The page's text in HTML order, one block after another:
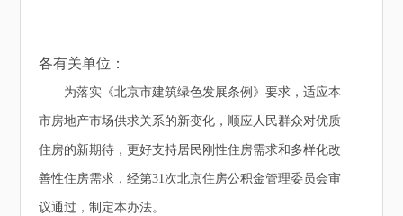
各有关单位：
为落实《北京市建筑绿色发展条例》要求，适应本
市房地产市场供求关系的新变化，顺应人民群众对优质
住房的新期待，更好支持居民刚性住房需求和多样化改
善性住房需求，经第31次北京住房公积金管理委员会审
议通过，制定本办法。